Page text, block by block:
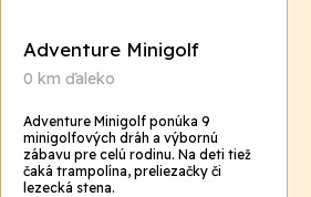
Adventure Minigolf
0 km ďaleko
Adventure Minigolf ponúka 9
minigolfových dráh a výbornú
zábavu pre celú rodinu. Na deti tiež
čaká trampolína, preliezačky či
lezecká stena.